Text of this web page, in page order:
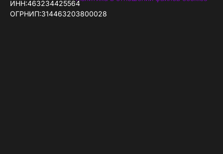
ИНН:463234425564
ОГРНИП:314463203800028